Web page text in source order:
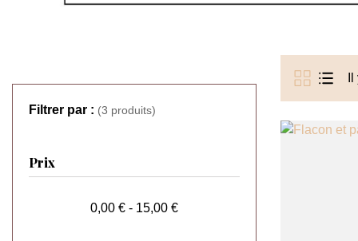
Filtrer par : (3 produits)
Prix
0,00 € - 15,00 €